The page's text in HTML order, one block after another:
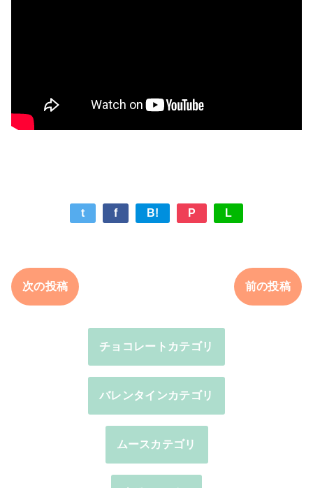
t f B! P L
次の投稿 前の投稿
チョコレートカテゴリ
バレンタインカテゴリ
ムースカテゴリ